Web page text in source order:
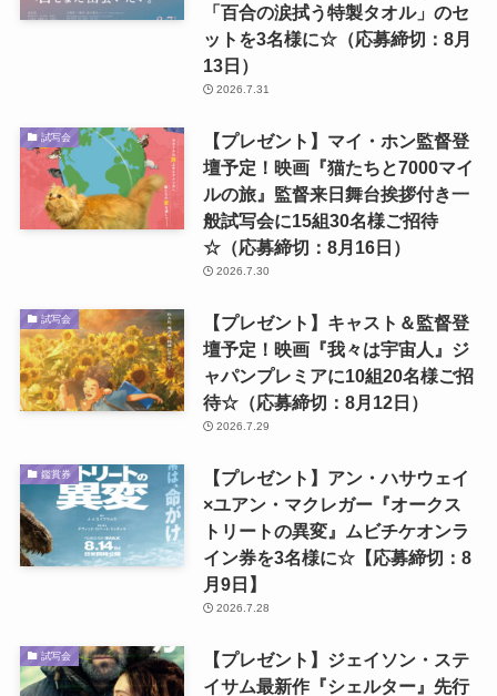
「百合の涙拭う特製タオル」のセ
ットを3名様に☆（応募締切：8月
13日）
2026.7.31
試写会
【プレゼント】マイ・ホン監督登
壇予定！映画『猫たちと7000マイ
ルの旅』監督来日舞台挨拶付き一
般試写会に15組30名様ご招待
☆（応募締切：8月16日）
2026.7.30
試写会
【プレゼント】キャスト＆監督登
壇予定！映画『我々は宇宙人』ジ
ャパンプレミアに10組20名様ご招
待☆（応募締切：8月12日）
2026.7.29
鑑賞券
【プレゼント】アン・ハサウェイ
×ユアン・マクレガー『オークス
トリートの異変』ムビチケオンラ
イン券を3名様に☆【応募締切：8
月9日】
2026.7.28
試写会
【プレゼント】ジェイソン・ステ
イサム最新作『シェルター』先行